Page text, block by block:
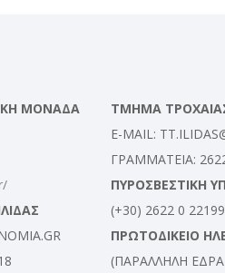
ΜΟΝΑΔΑ
ΤΜΗΜΑ
E-MAIL:
ΓΡΑΜΜΑΤΕΙΑ:
ΠΥΡΟΣΒΕΣΤΙΚΗ
(+30) 2622 0 22199
ΠΡΩΤΟΔΙΚΕΙΟ
(ΠΑΡΑΛΛΗΛΗ